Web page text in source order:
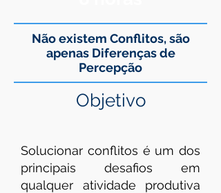
Não existem Conflitos, são
apenas Diferenças de
Percepção
Objetivo
Solucionar conflitos é um dos
principais desafios em
qualquer atividade produtiva